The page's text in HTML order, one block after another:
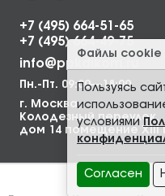
Файлы cookie
Пользуясь
условиями
Согласен
+7 (495) 664-51-65
+7 (495) 664-49-75
info@ppkdikom.ru
Пн.-Пт. 09:00—18:00
г. Москва,
Колодезный переулок,
дом 14 помещение XIII